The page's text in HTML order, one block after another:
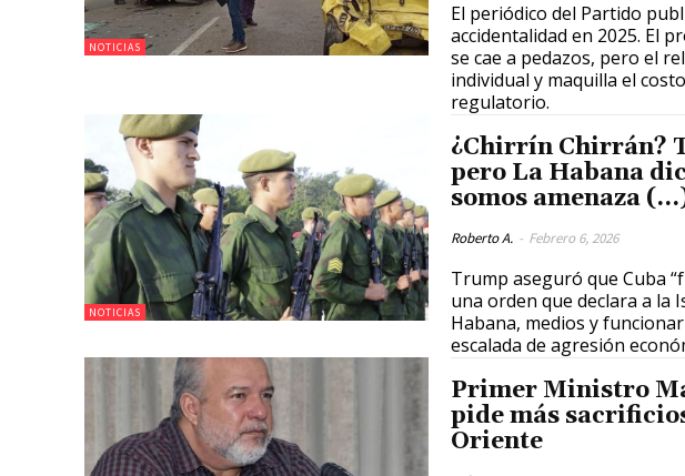
NOTICIAS
El periódico del Partido
accidentalidad en 2025. El
se cae a pedazos, pero el
individual y maquilla el
regulatorio.
NOTICIAS
¿Chirrín Chirrán?
pero La Habana
somos amenaza
Roberto A. - Febrero 6, 2026
Trump aseguró que Cuba
una orden que declara a la
Habana, medios y
escalada de agresión
Primer Ministro
pide más
Oriente